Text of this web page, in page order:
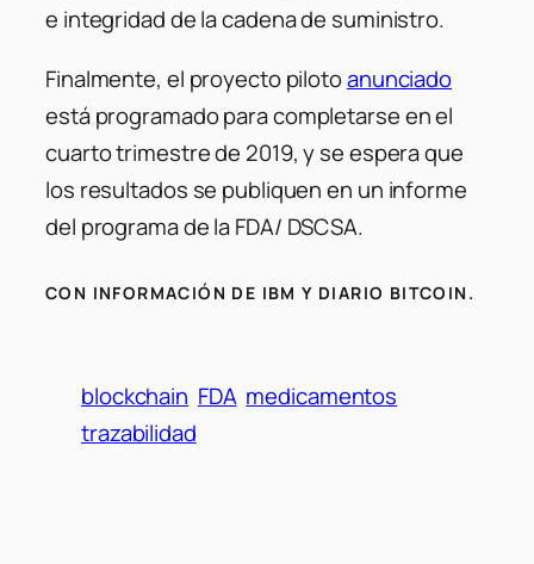
e integridad de la cadena de suministro.
Finalmente, el proyecto pilotoanunciado
está programado para completarse en el
cuarto trimestre de 2019, y se espera que
los resultados se publiquen en un informe
del programa de la FDA/ DSCSA.
CON INFORMACIÓN DE IBM Y DIARIO BITCOIN.
blockchain FDA medicamentos
trazabilidad